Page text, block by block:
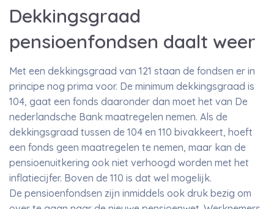
Dekkingsgraad
pensioenfondsen daalt weer
Met een dekkingsgraad van 121 staan de fondsen er in
principe nog prima voor. De minimum dekkingsgraad is
104, gaat een fonds daaronder dan moet het van De
nederlandsche Bank maatregelen nemen. Als de
dekkingsgraad tussen de 104 en 110 bivakkeert, hoeft
een fonds geen maatregelen te nemen, maar kan de
pensioenuitkering ook niet verhoogd worden met het
inflatiecijfer. Boven de 110 is dat wel mogelijk.
De pensioenfondsen zijn inmiddels ook druk bezig om